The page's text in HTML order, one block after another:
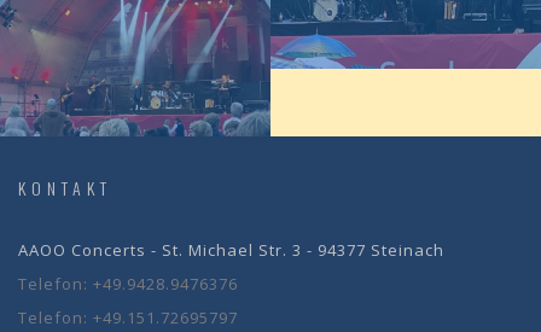
KONTAKT
AAOO Concerts - St. Michael Str. 3 - 94377 Steinach
Telefon: +49.9428.9476376
Telefon: +49.151.72695797